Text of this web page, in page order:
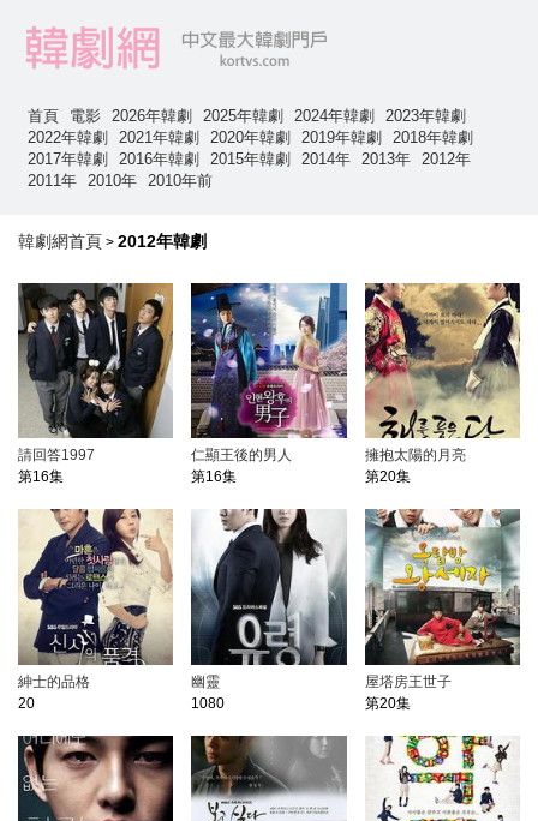
首頁 電影 2026年韓劇 2025年韓劇 2024年韓劇
2023年韓劇
2022年韓劇
2021年韓劇 2020年韓劇 2019年韓劇
2018年韓劇
2017年韓劇
2016年韓劇 2015年韓劇 2014年 2013年
2012年
2011年
2010年 2010年前
韓劇網首頁 > 2012年韓劇
請回答1997
第16集
仁顯王後的男人
第16集
擁抱太陽的月亮
第20集
紳士的品格
20
幽靈
1080
屋塔房王世子
第20集